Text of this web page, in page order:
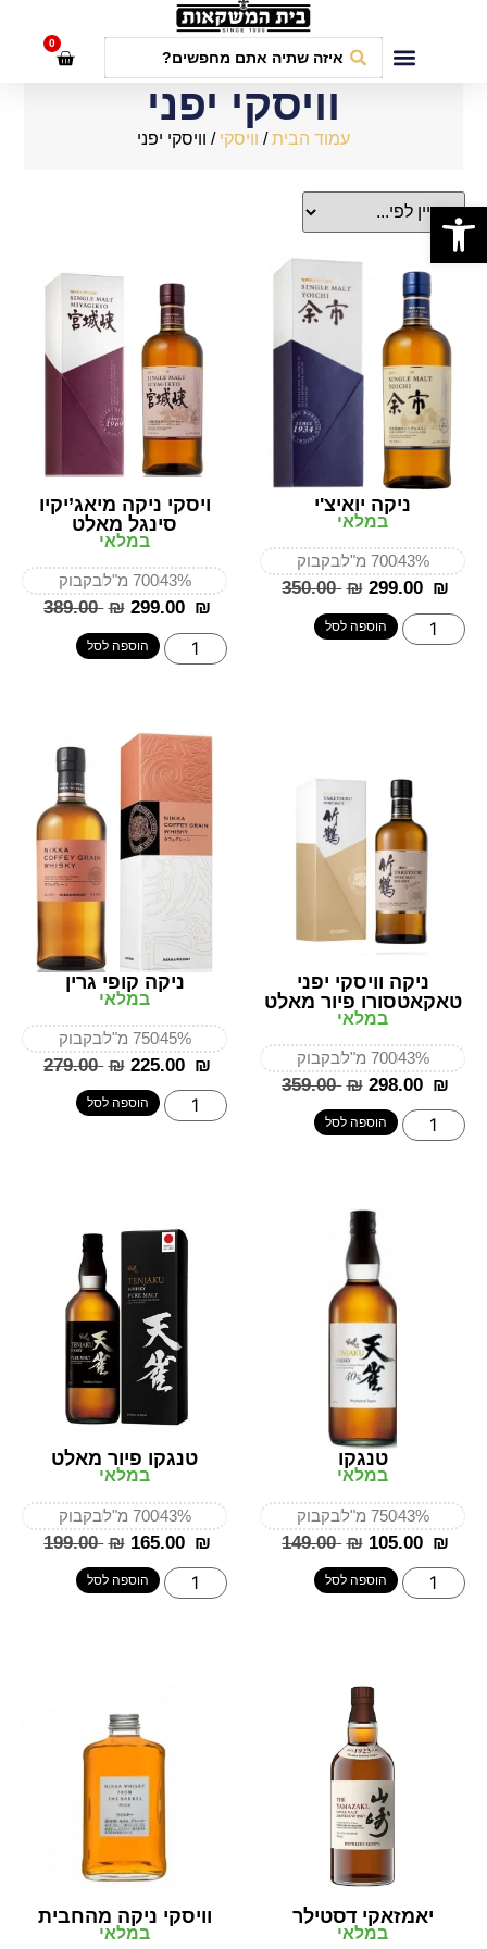
0
וויסקי יפני
עמוד הבית/ וויסקי / וויסקי יפני
ניקה יואיצ'י
במלאי
43%700 מ"ל בקבוק
‎350.00 ₪ ‎299.00 ₪
הוספה לסל
ויסקי ניקה מיאג’יקיו
סינגל מאלט
במלאי
43%700 מ"ל בקבוק
‎389.00 ₪ ‎299.00 ₪
הוספה לסל
ניקה וויסקי יפני
טאקאטסורו פיור מאלט
במלאי
43%700 מ"ל בקבוק
‎359.00 ₪ ‎298.00 ₪
הוספה לסל
ניקה קופי גרין
במלאי
45%750 מ"ל בקבוק
‎279.00 ₪ ‎225.00 ₪
הוספה לסל
טנגקו
במלאי
43%750 מ"ל בקבוק
‎149.00 ₪ ‎105.00 ₪
הוספה לסל
טנגקו פיור מאלט
במלאי
43%700 מ"ל בקבוק
‎199.00 ₪ ‎165.00 ₪
הוספה לסל
יאמזאקי דסטילר
במלאי
וויסקי ניקה מהחבית
במלאי
פתח סרגל נגישות